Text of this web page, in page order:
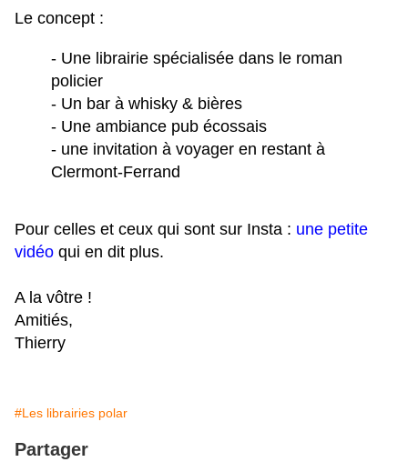
Le concept :
- Une librairie spécialisée dans le roman
policier
- Un bar à whisky & bières
- Une ambiance pub écossais
- une invitation à voyager en restant à
Clermont-Ferrand
Pour celles et ceux qui sont sur Insta : une petite
vidéo qui en dit plus.
A la vôtre !
Amitiés,
Thierry
#Les librairies polar
Partager